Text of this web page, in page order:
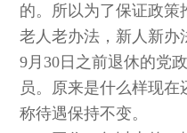
的。所以为了保证政策
老人老办法，新人新办
9月30日之前退休的党
员。原来是什么样现
称待遇保持不变。